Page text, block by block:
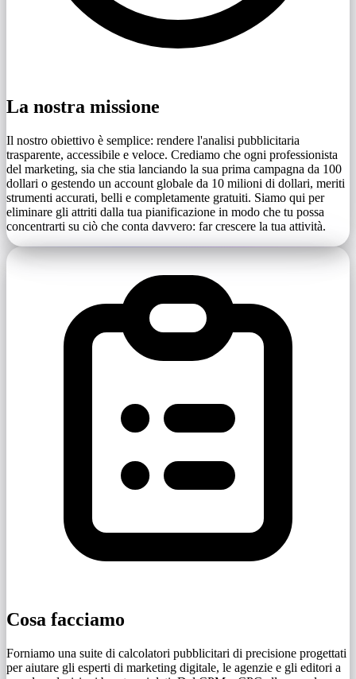
La nostra missione
Il nostro obiettivo è semplice: rendere l'analisi pubblicitaria
trasparente, accessibile e veloce. Crediamo che ogni professionista
del marketing, sia che stia lanciando la sua prima campagna da 100
dollari o gestendo un account globale da 10 milioni di dollari, meriti
strumenti accurati, belli e completamente gratuiti. Siamo qui per
eliminare gli attriti dalla tua pianificazione in modo che tu possa
concentrarti su ciò che conta davvero: far crescere la tua attività.
Cosa facciamo
Forniamo una suite di calcolatori pubblicitari di precisione progettati
per aiutare gli esperti di marketing digitale, le agenzie e gli editori a